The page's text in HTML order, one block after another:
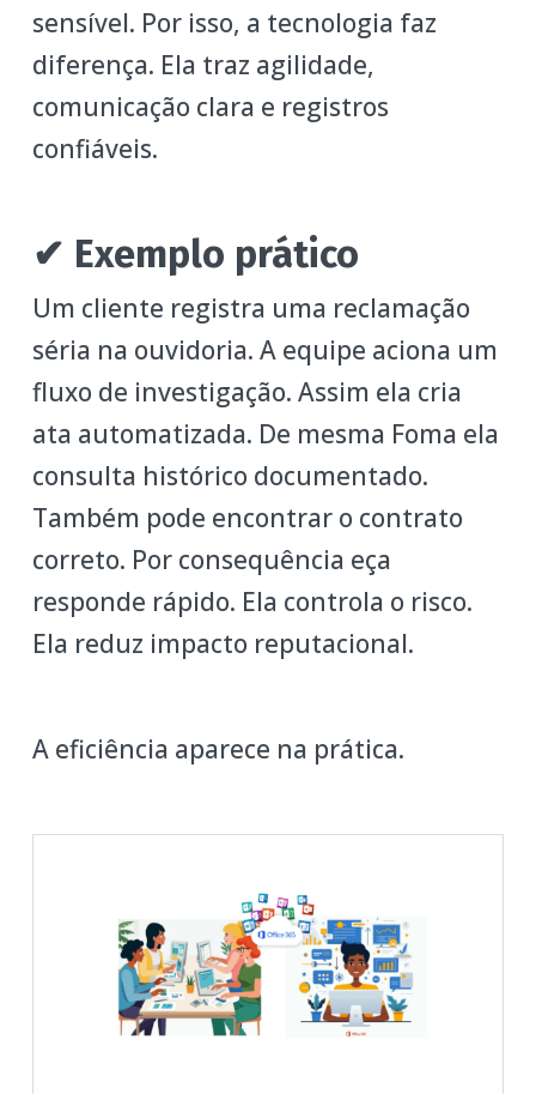
sensível. Por isso, a tecnologia faz
diferença. Ela traz agilidade,
comunicação clara e registros
confiáveis.
✔ Exemplo prático
Um cliente registra uma reclamação
séria na ouvidoria. A equipe aciona um
fluxo de investigação. Assim ela cria
ata automatizada. De mesma Foma ela
consulta histórico documentado.
Também pode encontrar o contrato
correto. Por consequência eça
responde rápido. Ela controla o risco.
Ela reduz impacto reputacional.
A eficiência aparece na prática.